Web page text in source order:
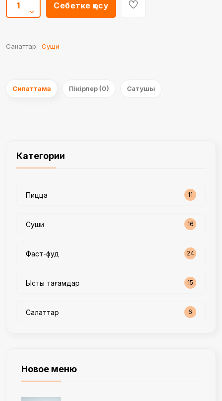
Себетке қосу
Санаттар: Суши
Сипаттама Пікірлер (0) Сатушы
Категории
Пицца 11
Суши 16
Фаст-фуд 24
Ыстық тағамдар 15
Салаттар 6
Новое меню